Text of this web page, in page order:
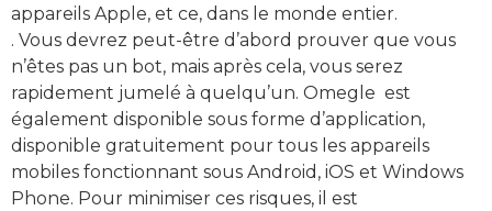
appareils Apple, et ce, dans le monde entier.
. Vous devrez peut-être d’abord prouver que vous
n’êtes pas un bot, mais après cela, vous serez
rapidement jumelé à quelqu’un. Omegle est
également disponible sous forme d’application,
disponible gratuitement pour tous les appareils
mobiles fonctionnant sous Android, iOS et Windows
Phone. Pour minimiser ces risques, il est